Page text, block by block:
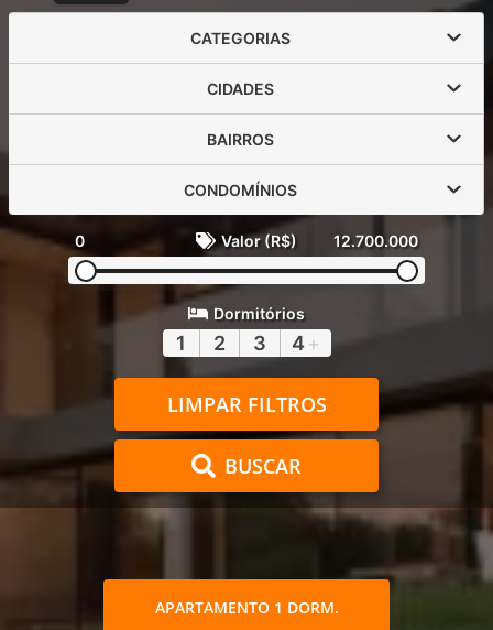
CATEGORIAS
CIDADES
BAIRROS
CONDOMÍNIOS
0 Valor (R$) 12.700.000
Dormitórios
1 2 3 4 +
LIMPAR FILTROS
BUSCAR
APARTAMENTO 1 DORM.